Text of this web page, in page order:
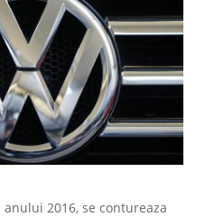
2016, se contureaza